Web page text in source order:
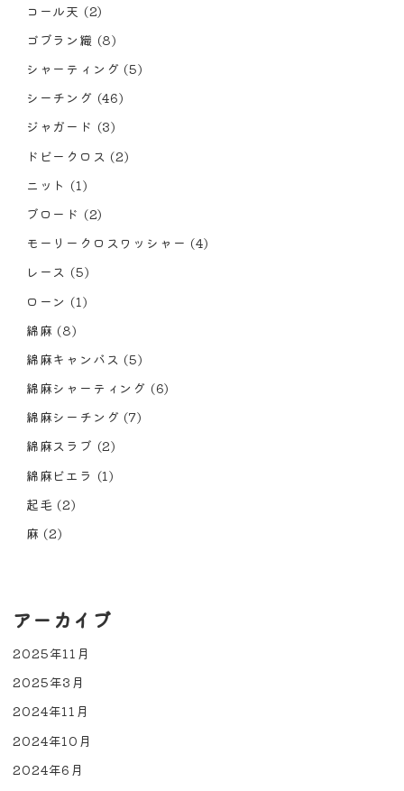
コール天 (2)
ゴブラン織 (8)
シャーティング (5)
シーチング (46)
ジャガード (3)
ドビークロス (2)
ニット (1)
ブロード (2)
モーリークロスワッシャー (4)
レース (5)
ローン (1)
綿麻 (8)
綿麻キャンバス (5)
綿麻シャーティング (6)
綿麻シーチング (7)
綿麻スラブ (2)
綿麻ビエラ (1)
起毛 (2)
麻 (2)
アーカイブ
2025年11月
2025年3月
2024年11月
2024年10月
2024年6月